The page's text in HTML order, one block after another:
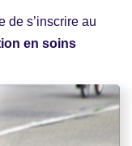
de s’inscrire au
en soins